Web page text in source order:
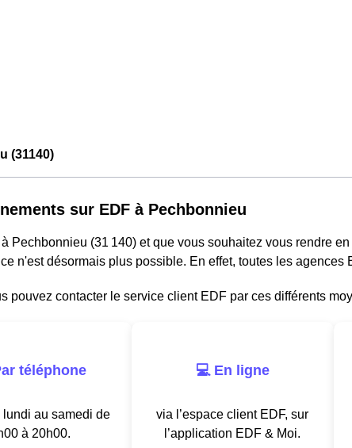
(31140)
sur EDF à Pechbonnieu
Pechbonnieu (31 140) et que vous souhaitez vous rendre
n'est désormais plus possible. En effet, toutes les agences
pouvez contacter le service client EDF par ces différents
téléphone
lundi au samedi de
à 20h00.
💻 En ligne
via l’espace client EDF, sur
l’application EDF & Moi.